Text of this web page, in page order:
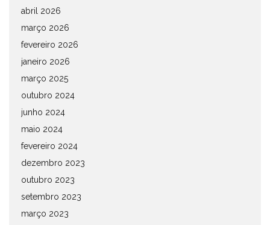
abril 2026
março 2026
fevereiro 2026
janeiro 2026
março 2025
outubro 2024
junho 2024
maio 2024
fevereiro 2024
dezembro 2023
outubro 2023
setembro 2023
março 2023